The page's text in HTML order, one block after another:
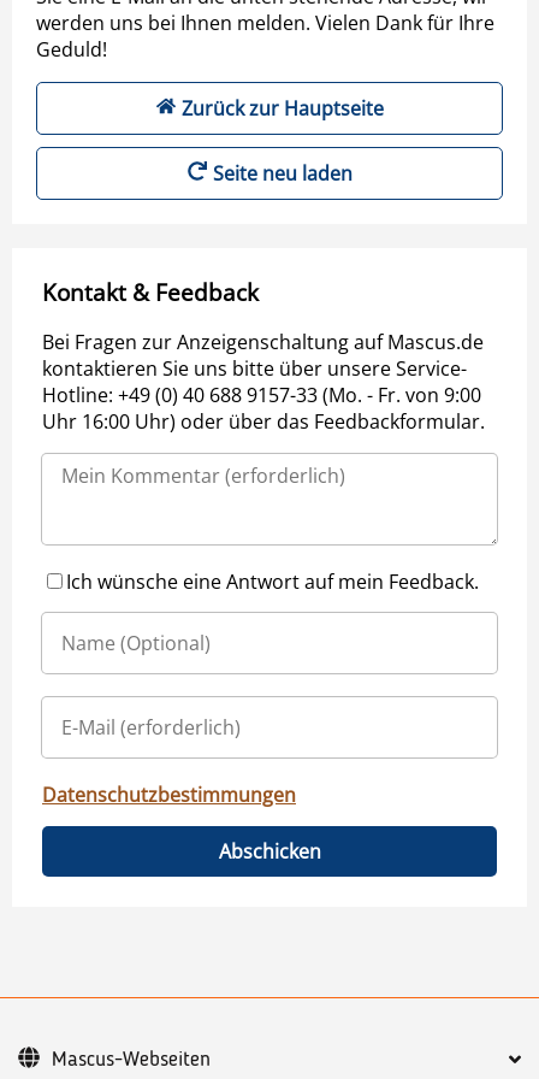
werden uns bei Ihnen melden. Vielen Dank für Ihre
Geduld!
Zurück zur Hauptseite
Seite neu laden
Kontakt & Feedback
Bei Fragen zur Anzeigenschaltung auf Mascus.de
kontaktieren Sie uns bitte über unsere Service-
Hotline: +49 (0) 40 688 9157-33 (Mo. - Fr. von 9:00
Uhr 16:00 Uhr) oder über das Feedbackformular.
Ich wünsche eine Antwort auf mein Feedback.
Datenschutzbestimmungen
Abschicken
Mascus-Webseiten